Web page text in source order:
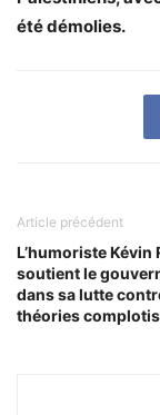
été démolies.
Article précédent
L’humoriste Kévin
soutient le
dans sa lutte
théories